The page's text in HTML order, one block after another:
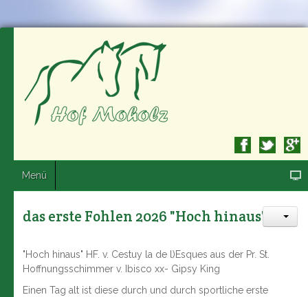
Menü
das erste Fohlen 2026 "Hoch hinaus"
"Hoch hinaus" HF. v. Cestuy la de l)Esques aus der Pr. St.
Hoffnungsschimmer v. Ibisco xx- Gipsy King
Einen Tag alt ist diese durch und durch sportliche erste